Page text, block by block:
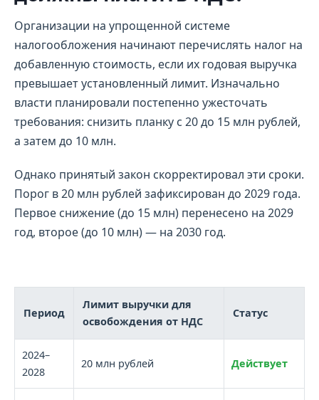
Организации на упрощенной системе
налогообложения начинают перечислять налог на
добавленную стоимость, если их годовая выручка
превышает установленный лимит. Изначально
власти планировали постепенно ужесточать
требования: снизить планку с 20 до 15 млн рублей,
а затем до 10 млн.
Однако принятый закон скорректировал эти сроки.
Порог в 20 млн рублей зафиксирован до 2029 года.
Первое снижение (до 15 млн) перенесено на 2029
год, второе (до 10 млн) — на 2030 год.
Период
Лимит выручки для
освобождения от НДС
Статус
2024–
2028
20 млн рублей Действует